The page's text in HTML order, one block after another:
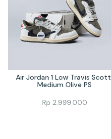
Air Jordan 1 Low Travis Scott
Medium Olive PS
Rp 2.999.000